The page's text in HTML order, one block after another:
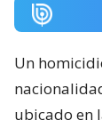
Un
ubicado en